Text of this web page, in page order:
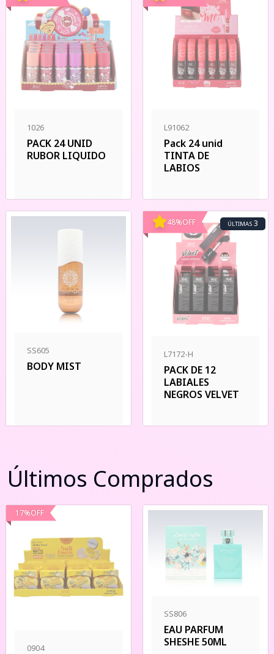
1026
PACK 24 UNID
RUBOR LIQUIDO
L91062
Pack 24 unid
TINTA DE
LABIOS
SS605
BODY MIST
48%OFF ÚLTIMAS 3
L7172-H
PACK DE 12
LABIALES
NEGROS VELVET
Últimos Comprados
17%OFF
0904
SS806
EAU PARFUM
SHESHE 50ML